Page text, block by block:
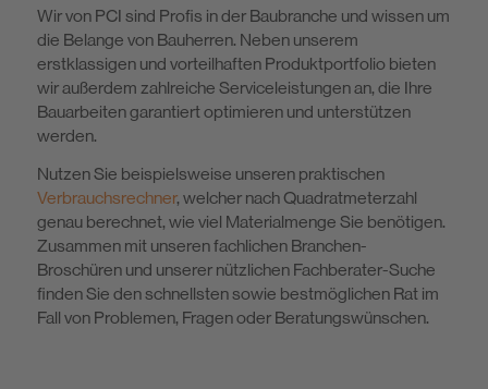
Wir von PCI sind Profis in der Baubranche und wissen um
die Belange von Bauherren. Neben unserem
erstklassigen und vorteilhaften Produktportfolio bieten
wir außerdem zahlreiche Serviceleistungen an, die Ihre
Bauarbeiten garantiert optimieren und unterstützen
werden.
Nutzen Sie beispielsweise unseren praktischen
Verbrauchsrechner, welcher nach Quadratmeterzahl
genau berechnet, wie viel Materialmenge Sie benötigen.
Zusammen mit unseren fachlichen Branchen-
Broschüren und unserer nützlichen Fachberater-Suche
finden Sie den schnellsten sowie bestmöglichen Rat im
Fall von Problemen, Fragen oder Beratungswünschen.